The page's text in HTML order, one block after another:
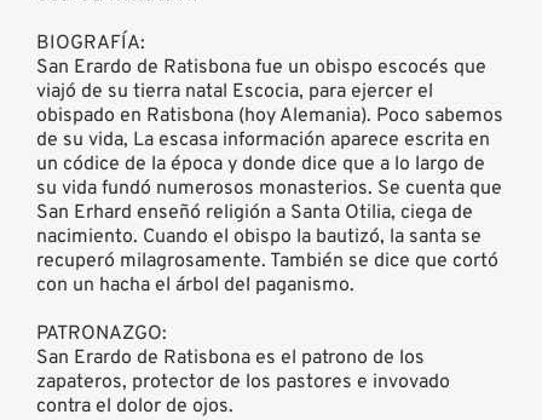
BIOGRAFÍA:
San Erardo de Ratisbona fue un obispo escocés que
viajó de su tierra natal Escocia, para ejercer el
obispado en Ratisbona (hoy Alemania). Poco sabemos
de su vida, La escasa información aparece escrita en
un códice de la época y donde dice que a lo largo de
su vida fundó numerosos monasterios. Se cuenta que
San Erhard enseñó religión a Santa Otilia, ciega de
nacimiento. Cuando el obispo la bautizó, la santa se
recuperó milagrosamente. También se dice que cortó
con un hacha el árbol del paganismo.
PATRONAZGO:
San Erardo de Ratisbona es el patrono de los
zapateros, protector de los pastores e invovado
contra el dolor de ojos.